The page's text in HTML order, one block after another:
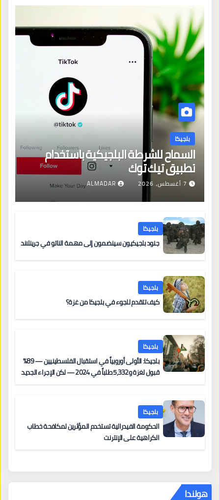
بلجيكا
السماح للشرطة البلجيكية باستخدام
تطبيق تيك توك
7 أغسطس، 2026 ALMADAR
بلجيكا
جنود بلجيكيون سينضمون إلى مهمة الناتو في جرينلاند
بلجيكا
كيف تتقدم للجوء في بلجيكا من غزة؟
بلجيكا
بلجيكا: الأولى أوروبياً في استقبال الفلسطينيين — 89%
قبول لغزة و5,332 طلباً في 2024 — لكن الإجراء الجديد
بلجيكا
الحكومة الفيدرالية تستخدم المؤثرين لمكافحة خطاب
الكراهية على الإنترنت
هولندا